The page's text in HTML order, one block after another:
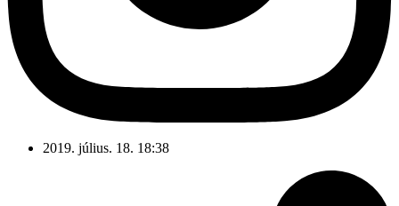
2019. július. 18. 18:38